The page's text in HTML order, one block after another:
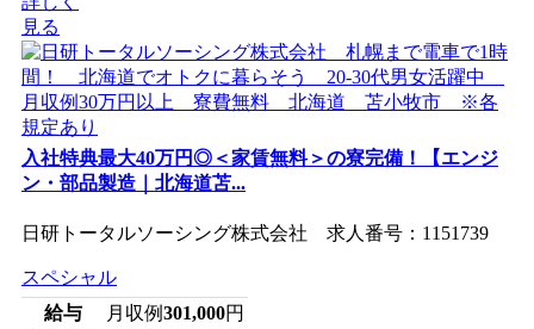
見る
入社特典最大40万円◎＜家賃無料＞の寮完備！【エンジ
ン・部品製造｜北海道苫...
日研トータルソーシング株式会社 求人番号：1151739
スペシャル
給与
月収例301,000円